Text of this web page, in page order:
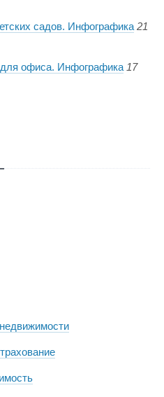
садов. Инфографика 21
офиса. Инфографика 17